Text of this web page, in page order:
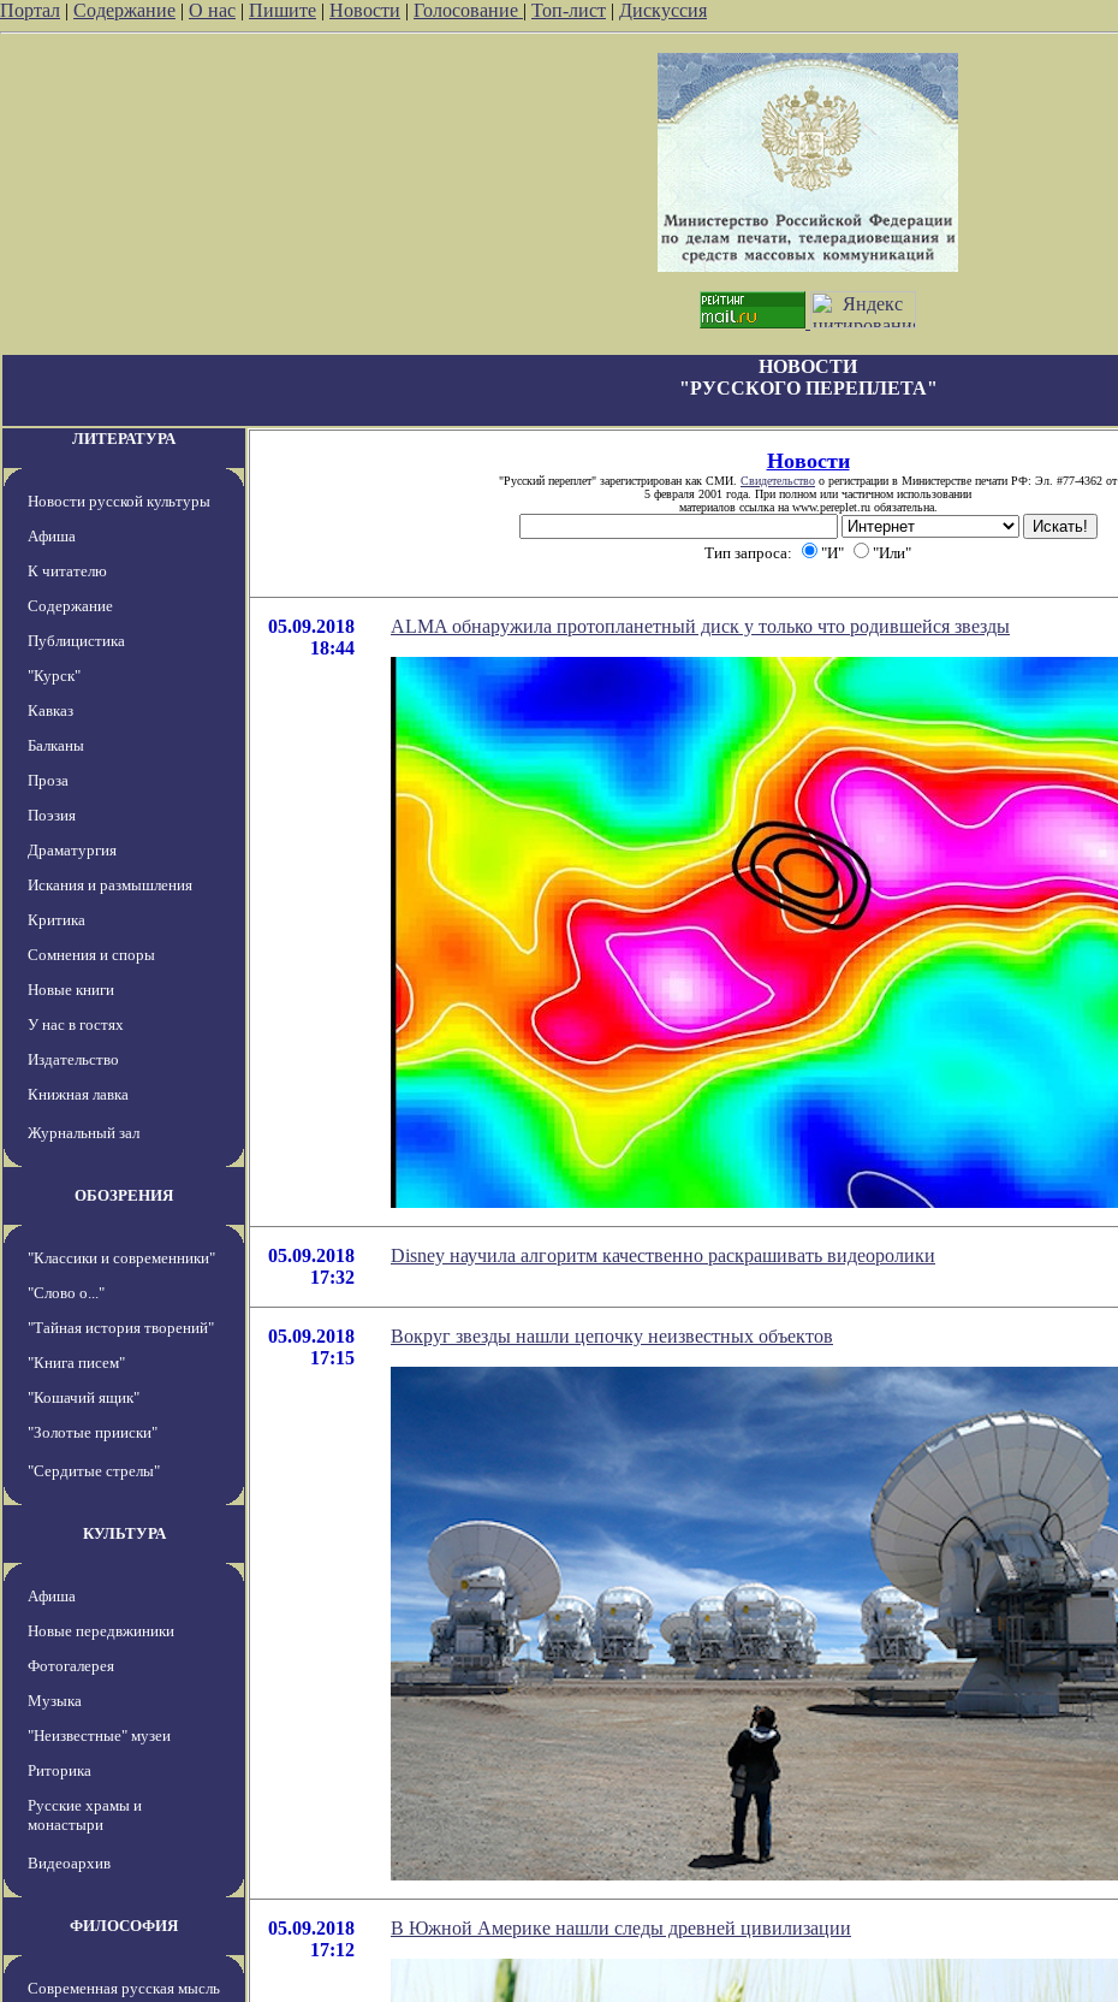
Портал | Содержание | О нас | Пишите | Новости | Голосование | Топ-лист | Дискуссия
НОВОСТИ
"РУССКОГО ПЕРЕПЛЕТА"
ЛИТЕРАТУРА
Новости русской культуры
Афиша
К читателю
Содержание
Публицистика
"Курск"
Кавказ
Балканы
Проза
Поэзия
Драматургия
Искания и размышления
Критика
Сомнения и споры
Новые книги
У нас в гостях
Издательство
Книжная лавка
Журнальный зал
ОБОЗРЕНИЯ
"Классики и современники"
"Слово о..."
"Тайная история творений"
"Книга писем"
"Кошачий ящик"
"Золотые прииски"
"Сердитые стрелы"
КУЛЬТУРА
Афиша
Новые передвжиники
Фотогалерея
Музыка
"Неизвестные" музеи
Риторика
Русские храмы и
монастыри
Видеоархив
ФИЛОСОФИЯ
Современная русская мысль
Новости
"Русский переплет" зарегистрирован как СМИ. Свидетельство о регистрации в Министерстве печати РФ: Эл. #77-4362 от
5 февраля 2001 года. При полном или частичном использовании
материалов ссылка на www.pereplet.ru обязательна.
Тип запроса: "И" "Или"
05.09.2018
18:44
ALMA обнаружила протопланетный диск у только что родившейся звезды
05.09.2018
17:32
Disney научила алгоритм качественно раскрашивать видеоролики
05.09.2018
17:15
Вокруг звезды нашли цепочку неизвестных объектов
05.09.2018
17:12
В Южной Америке нашли следы древней цивилизации